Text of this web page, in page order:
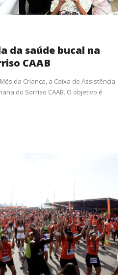
da saúde bucal na
CAAB
da Criança, a Caixa de Assistência
do Sorriso CAAB. O objetivo é